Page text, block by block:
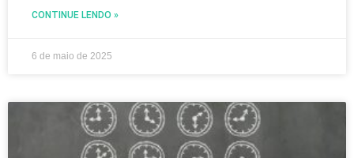
CONTINUE LENDO »
6 de maio de 2025